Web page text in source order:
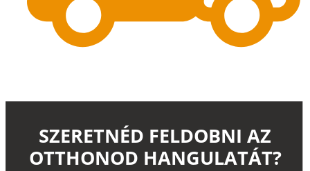
SZERETNÉD FELDOBNI AZ
OTTHONOD HANGULATÁT?